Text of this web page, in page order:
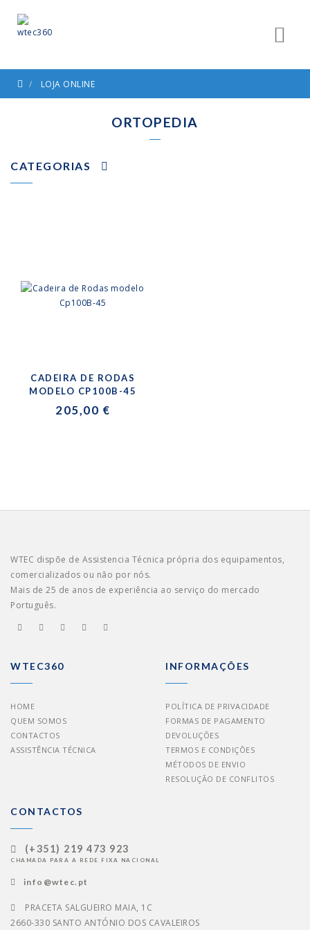
LOJA ONLINE
ORTOPEDIA
CATEGORIAS
CADEIRA DE RODAS
MODELO CP100B-45
205,00 €
WTEC dispõe de Assistencia Técnica própria dos equipamentos,
comercializados ou não por nós.
Mais de 25 de anos de experiência ao serviço do mercado
Português.
WTEC360
HOME
QUEM SOMOS
CONTACTOS
ASSISTÊNCIA TÉCNICA
INFORMAÇÕES
POLÍTICA DE PRIVACIDADE
FORMAS DE PAGAMENTO
DEVOLUÇÕES
TERMOS E CONDIÇÕES
MÉTODOS DE ENVIO
RESOLUÇÃO DE CONFLITOS
CONTACTOS
(+351) 219 473 923
CHAMADA PARA A REDE FIXA NACIONAL
info@wtec.pt
PRACETA SALGUEIRO MAIA, 1C
2660-330 SANTO ANTÓNIO DOS CAVALEIROS